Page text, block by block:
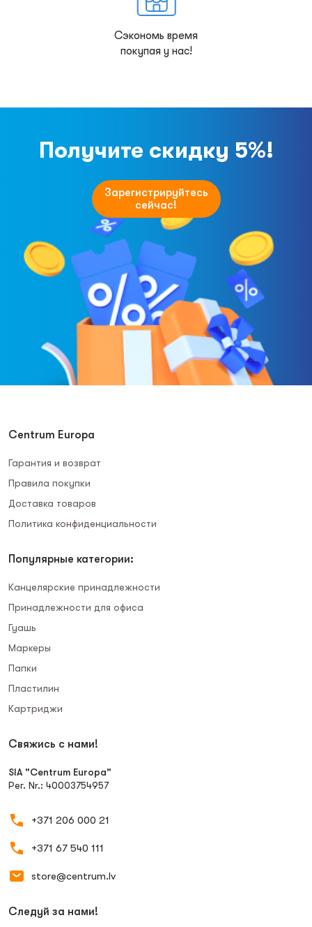
Сэкономь время
покупая у нас!
Получите скидку 5%!
Зарегистрируйтесь
сейчас!
Centrum Europa
Гарантия и возврат
Правила покупки
Доставка товаров
Политика конфиденциальности
Популярные категории:
Канцелярские принадлежности
Принадлежности для офиса
Гуашь
Маркеры
Папки
Пластилин
Картриджи
Свяжись с нами!
SIA "Centrum Europa"
Рег. Nr.: 40003754957
+371 206 000 21
+371 67 540 111
store@centrum.lv
Следуй за нами!